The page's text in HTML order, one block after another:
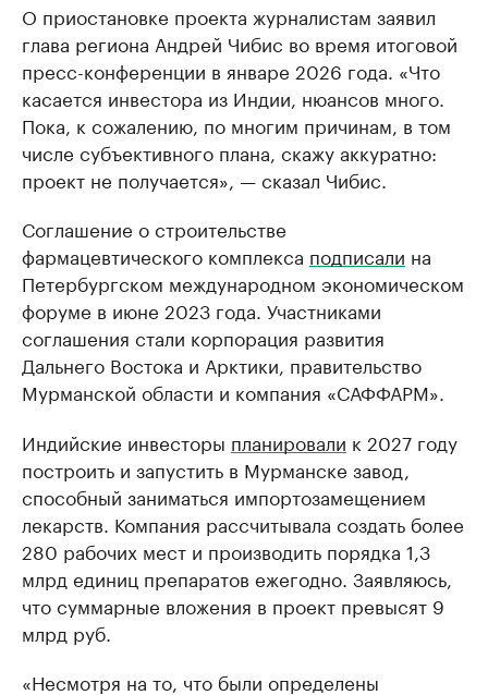
О приостановке проекта журналистам заявил
глава региона Андрей Чибис во время итоговой
пресс-конференции в январе 2026 года. «Что
касается инвестора из Индии, нюансов много.
Пока, к сожалению, по многим причинам, в том
числе субъективного плана, скажу аккуратно:
проект не получается», — сказал Чибис.
Соглашение о строительстве
фармацевтического комплекса подписали на
Петербургском международном экономическом
форуме в июне 2023 года. Участниками
соглашения стали корпорация развития
Дальнего Востока и Арктики, правительство
Мурманской области и компания «САФФАРМ».
Индийские инвесторы планировали к 2027 году
построить и запустить в Мурманске завод,
способный заниматься импортозамещением
лекарств. Компания рассчитывала создать более
280 рабочих мест и производить порядка 1,3
млрд единиц препаратов ежегодно. Заявляюсь,
что суммарные вложения в проект превысят 9
млрд руб.
«Несмотря на то, что были определены